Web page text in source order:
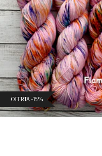
$15.300 CLP
($18.000 CLP)
OFERTA -15%